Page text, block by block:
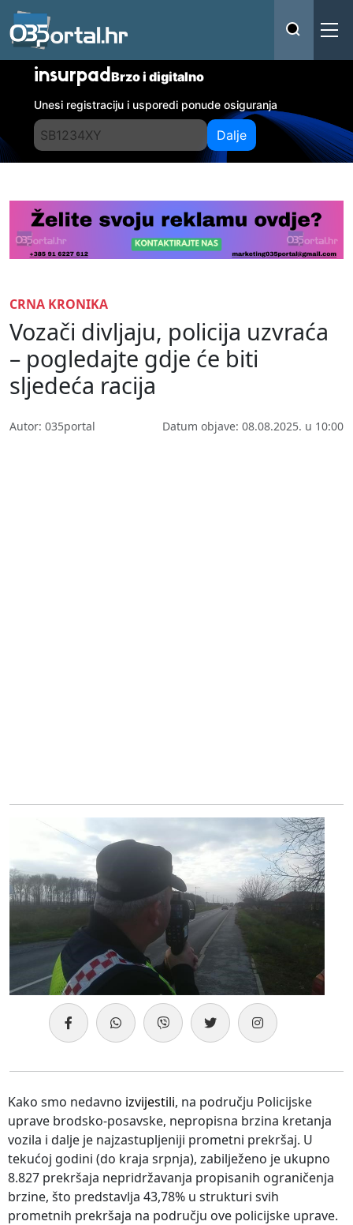
insurpadBrzo i digitalno
Unesi registraciju i usporedi ponude osiguranja
Dalje
CRNA KRONIKA
Vozači divljaju, policija uzvraća
– pogledajte gdje će biti
sljedeća racija
Autor: 035portal Datum objave: 08.08.2025. u 10:00
Kako smo nedavno izvijestili, na području Policijske
uprave brodsko-posavske, nepropisna brzina kretanja
vozila i dalje je najzastupljeniji prometni prekršaj. U
tekućoj godini (do kraja srpnja), zabilježeno je ukupno
8.827 prekršaja nepridržavanja propisanih ograničenja
brzine, što predstavlja 43,78% u strukturi svih
prometnih prekršaja na području ove policijske uprave.